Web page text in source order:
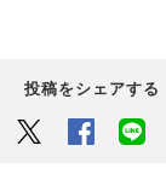
投稿をシェアする
Twitter Facebook